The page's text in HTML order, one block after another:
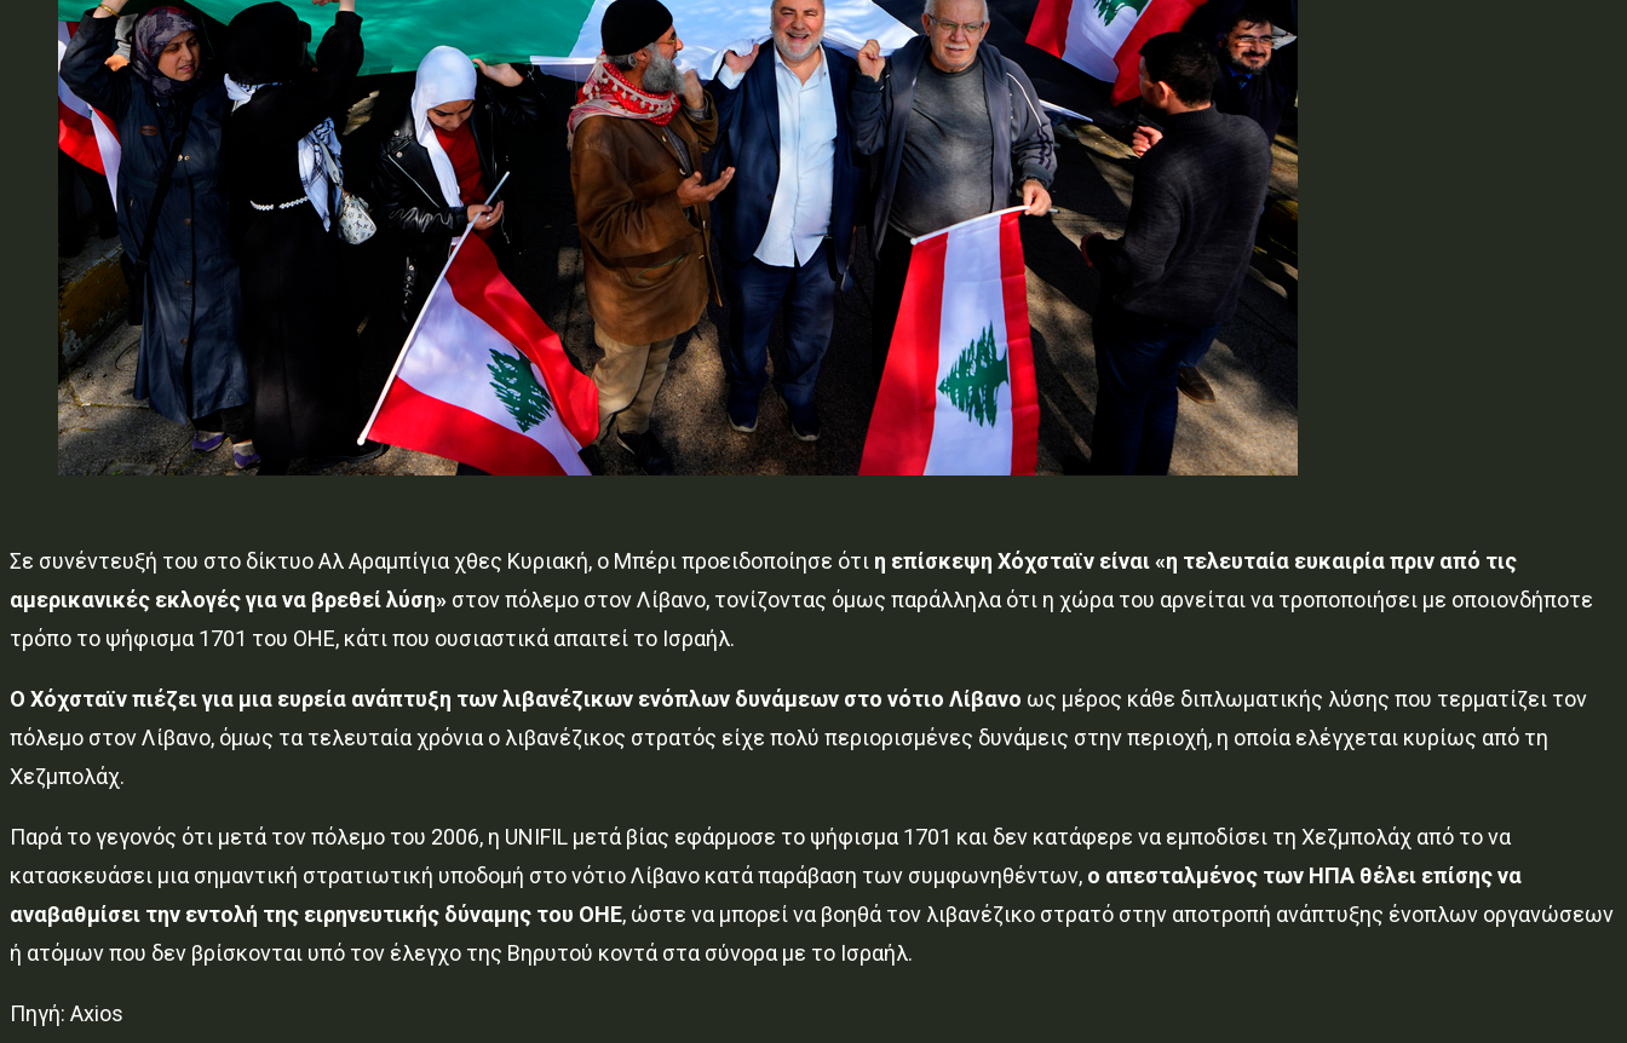
Σε συνέντευξή του στο δίκτυο Αλ Αραμπίγια χθες Κυριακή, ο Μπέρι προειδοποίησε ότι η επίσκεψη Χόχσταϊν είναι «η τελευταία ευκαιρία πριν από τις
αμερικανικές εκλογές για να βρεθεί λύση» στον πόλεμο στον Λίβανο, τονίζοντας όμως παράλληλα ότι η χώρα του αρνείται να τροποποιήσει με οποιονδήποτε
τρόπο το ψήφισμα 1701 του ΟΗΕ, κάτι που ουσιαστικά απαιτεί το Ισραήλ.
Ο Χόχσταϊν πιέζει για μια ευρεία ανάπτυξη των λιβανέζικων ενόπλων δυνάμεων στο νότιο Λίβανο ως μέρος κάθε διπλωματικής λύσης που τερματίζει τον
πόλεμο στον Λίβανο, όμως τα τελευταία χρόνια ο λιβανέζικος στρατός είχε πολύ περιορισμένες δυνάμεις στην περιοχή, η οποία ελέγχεται κυρίως από τη
Χεζμπολάχ.
Παρά το γεγονός ότι μετά τον πόλεμο του 2006, η UNIFIL μετά βίας εφάρμοσε το ψήφισμα 1701 και δεν κατάφερε να εμποδίσει τη Χεζμπολάχ από το να
κατασκευάσει μια σημαντική στρατιωτική υποδομή στο νότιο Λίβανο κατά παράβαση των συμφωνηθέντων, ο απεσταλμένος των ΗΠΑ θέλει επίσης να
αναβαθμίσει την εντολή της ειρηνευτικής δύναμης του ΟΗΕ, ώστε να μπορεί να βοηθά τον λιβανέζικο στρατό στην αποτροπή ανάπτυξης ένοπλων οργανώσεων
ή ατόμων που δεν βρίσκονται υπό τον έλεγχο της Βηρυτού κοντά στα σύνορα με το Ισραήλ.
Πηγή: Axios